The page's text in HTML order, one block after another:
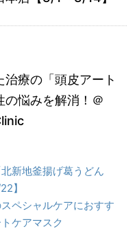
療の「頭皮アート
の悩みを解消！＠
新地釜揚げ葛うどん
】
ペシャルケアにおすす
ケアマスク